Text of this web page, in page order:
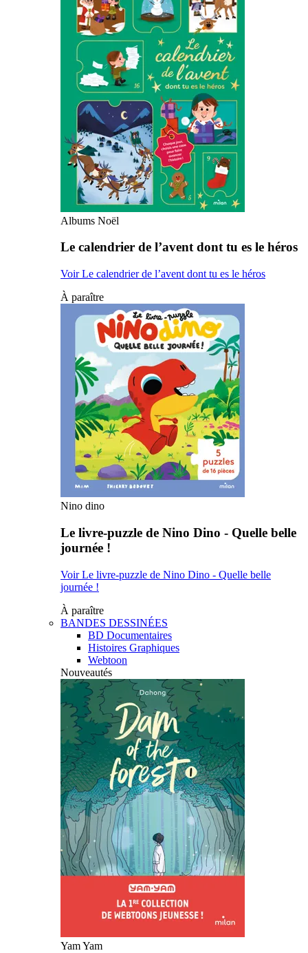
Albums Noël
Le calendrier de l’avent dont tu es le héros
Voir Le calendrier de l’avent dont tu es le héros
À paraître
Nino dino
Le livre-puzzle de Nino Dino - Quelle belle
journée !
Voir Le livre-puzzle de Nino Dino - Quelle belle
journée !
À paraître
BANDES DESSINÉES
BD Documentaires
Histoires Graphiques
Webtoon
Nouveautés
Yam Yam